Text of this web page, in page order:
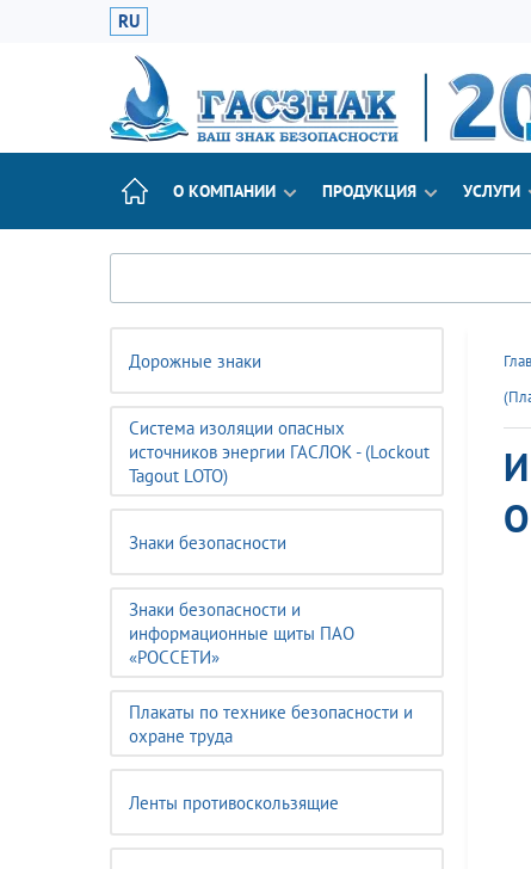
RU
О КОМПАНИИ ПРОДУКЦИЯ УСЛУГИ
Дорожные знаки
Система изоляции опасных
источников энергии ГАСЛОК - (Lockout
Tagout LOTO)
Знаки безопасности
Знаки безопасности и
информационные щиты ПАО
«РОССЕТИ»
Плакаты по технике безопасности и
охране труда
Ленты противоскользящие